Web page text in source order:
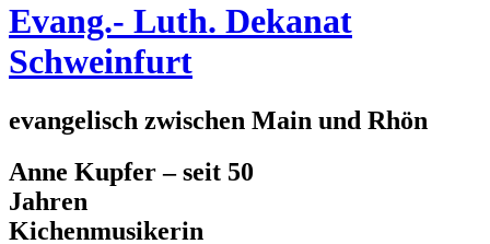
Evang.- Luth. Dekanat
Schweinfurt
evangelisch zwischen Main und Rhön
Anne Kupfer – seit 50
Jahren
Kichenmusikerin